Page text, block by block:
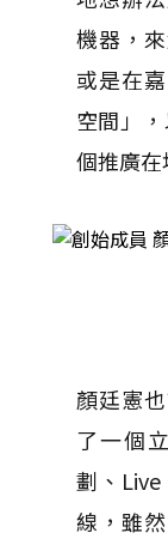
機器，
或是在
空間」
個推廣在
顏廷憲
了一個
劃、Live
線，雖